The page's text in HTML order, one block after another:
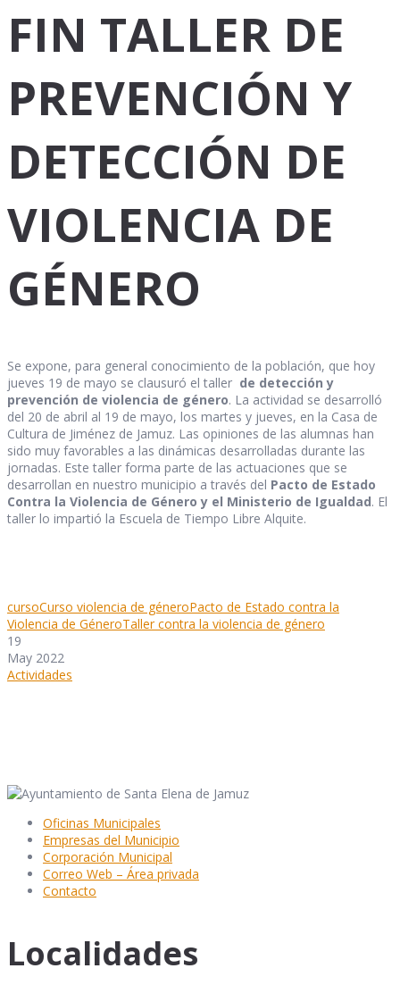
FIN TALLER DE
PREVENCIÓN Y
DETECCIÓN DE
VIOLENCIA DE
GÉNERO
Se expone, para general conocimiento de la población, que hoy
jueves 19 de mayo se clausuró el taller de detección y
prevención de violencia de género. La actividad se desarrolló
del 20 de abril al 19 de mayo, los martes y jueves, en la Casa de
Cultura de Jiménez de Jamuz. Las opiniones de las alumnas han
sido muy favorables a las dinámicas desarrolladas durante las
jornadas. Este taller forma parte de las actuaciones que se
desarrollan en nuestro municipio a través del Pacto de Estado
Contra la Violencia de Género y el Ministerio de Igualdad. El
taller lo impartió la Escuela de Tiempo Libre Alquite.
cursoCurso violencia de géneroPacto de Estado contra la
Violencia de GéneroTaller contra la violencia de género
19
May 2022
Actividades
Oficinas Municipales
Empresas del Municipio
Corporación Municipal
Correo Web – Área privada
Contacto
Localidades